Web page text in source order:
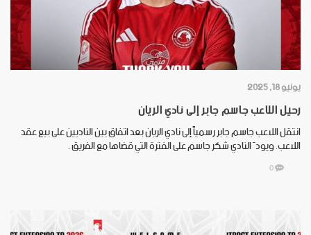
يونيو 18, 2025
رحيل اللاعب جاسم جابر إلى نادي الريان
انتقل اللاعب جاسم جابر رسمياً إلى نادي الريان بعد اتفاق بين الناديين على بيع عقد
اللاعب. ويودّ النادي شكر جاسم على الفترة التي قضاها مع الفريق .
0